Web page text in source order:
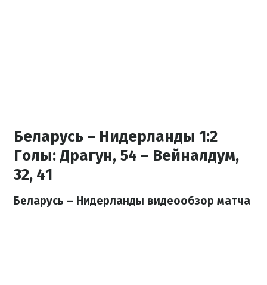
Беларусь – Нидерланды 1:2
Голы:Драгун, 54 – Вейналдум,
32, 41
Беларусь – Нидерланды видеообзор матча